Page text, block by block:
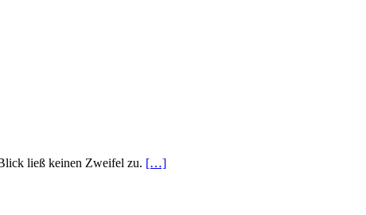
ließ keinen Zweifel zu. […]